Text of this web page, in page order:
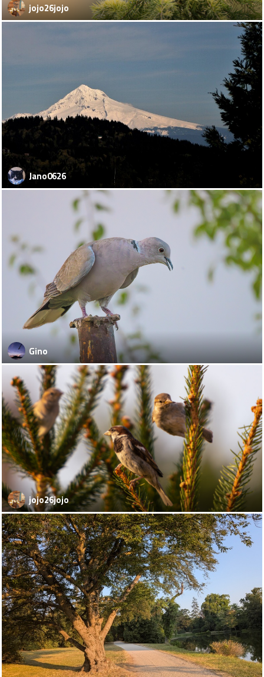
jojo26jojo
Jano0626
Gino
jojo26jojo